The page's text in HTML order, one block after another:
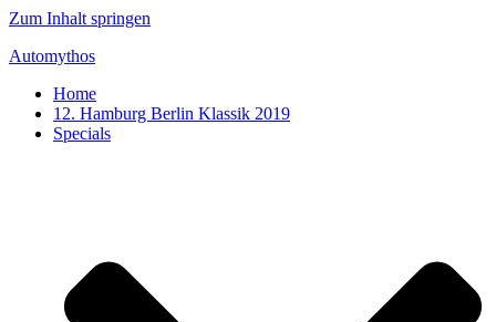
Zum Inhalt springen
Automythos
Home
12. Hamburg Berlin Klassik 2019
Specials